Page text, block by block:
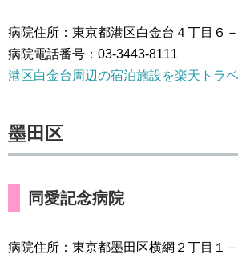
病院住所：東京都港区白金台４丁目６－
病院電話番号：03-3443-8111
港区白金台周辺の宿泊施設を楽天トラ
墨田区
同愛記念病院
病院住所：東京都墨田区横網２丁目１－